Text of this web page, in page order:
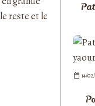
reste et le
14/